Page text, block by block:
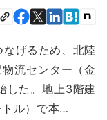
げるため、北陸
流センター（金
した。地上3階建
ル）で本…